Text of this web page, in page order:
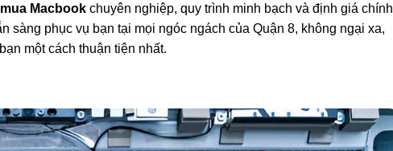
Macbook chuyên nghiệp, quy trình minh bạch và định giá chính
sàng phục vụ bạn tại mọi ngóc ngách của Quận 8, không ngại xa,
một cách thuận tiện nhất.